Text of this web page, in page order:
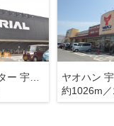
スーパーセンター 宇都宮店
ヤオハン
約1026m